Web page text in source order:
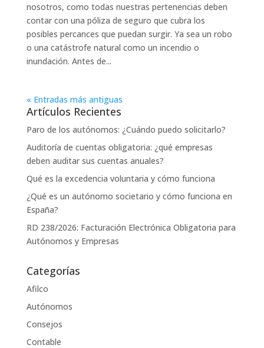
nosotros, como todas nuestras pertenencias deben
contar con una póliza de seguro que cubra los
posibles percances que puedan surgir. Ya sea un robo
o una catástrofe natural como un incendio o
inundación. Antes de...
« Entradas más antiguas
Artículos Recientes
Paro de los autónomos: ¿Cuándo puedo solicitarlo?
Auditoría de cuentas obligatoria: ¿qué empresas
deben auditar sus cuentas anuales?
Qué es la excedencia voluntaria y cómo funciona
¿Qué es un autónomo societario y cómo funciona en
España?
RD 238/2026: Facturación Electrónica Obligatoria para
Autónomos y Empresas
Categorías
Afilco
Autónomos
Consejos
Contable